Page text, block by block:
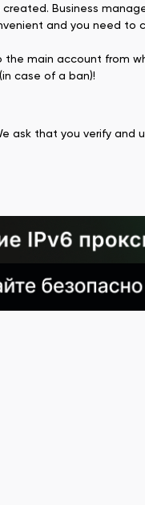
Business
and you need
main account from
case of a ban)!
ask that you verify